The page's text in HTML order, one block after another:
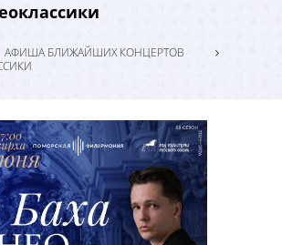
АФИША БЛИЖАЙШИХ КОНЦЕРТОВ